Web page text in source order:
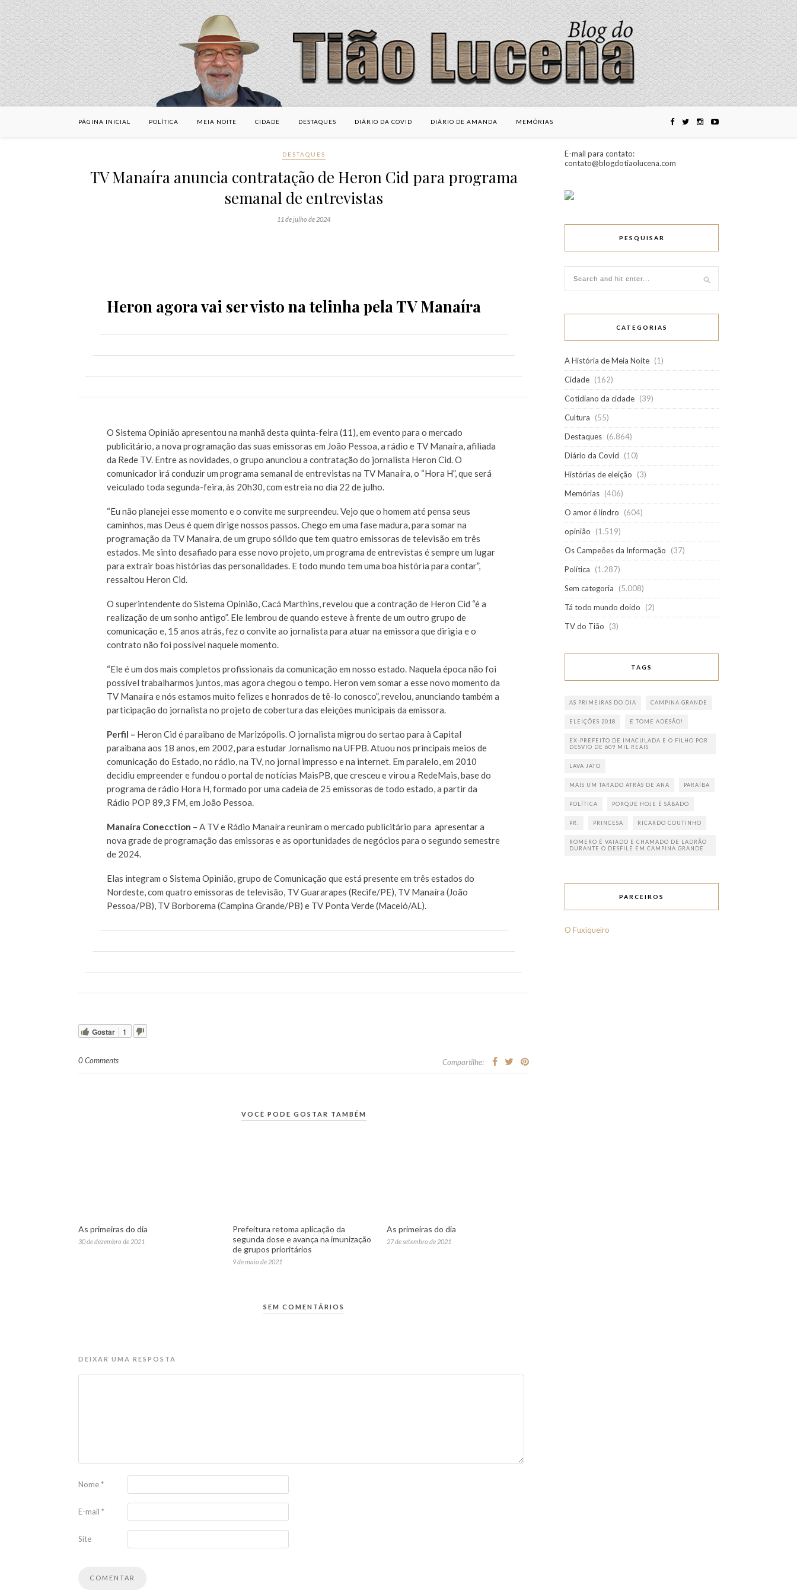
PÁGINA INICIAL POLÍTICA MEIA NOITE CIDADE DESTAQUES DIÁRIO DA COVID DIÁRIO DE AMANDA MEMÓRIAS
DESTAQUES
TV Manaíra anuncia contratação de Heron Cid para programa
semanal de entrevistas
11 de julho de 2024
Heron agora vai ser visto na telinha pela TV Manaíra
O Sistema Opinião apresentou na manhã desta quinta-feira (11), em evento para o mercado
publicitário, a nova programação das suas emissoras em João Pessoa, a rádio e TV Manaíra, afiliada
da Rede TV. Entre as novidades, o grupo anunciou a contratação do jornalista Heron Cid. O
comunicador irá conduzir um programa semanal de entrevistas na TV Manaíra, o “Hora H”, que será
veiculado toda segunda-feira, às 20h30, com estreia no dia 22 de julho.
“Eu não planejei esse momento e o convite me surpreendeu. Vejo que o homem até pensa seus
caminhos, mas Deus é quem dirige nossos passos. Chego em uma fase madura, para somar na
programação da TV Manaíra, de um grupo sólido que tem quatro emissoras de televisão em três
estados. Me sinto desafiado para esse novo projeto, um programa de entrevistas é sempre um lugar
para extrair boas histórias das personalidades. E todo mundo tem uma boa história para contar”,
ressaltou Heron Cid.
O superintendente do Sistema Opinião, Cacá Marthins, revelou que a contração de Heron Cid “é a
realização de um sonho antigo”. Ele lembrou de quando esteve à frente de um outro grupo de
comunicação e, 15 anos atrás, fez o convite ao jornalista para atuar na emissora que dirigia e o
contrato não foi possível naquele momento.
“Ele é um dos mais completos profissionais da comunicação em nosso estado. Naquela época não foi
possível trabalharmos juntos, mas agora chegou o tempo. Heron vem somar a esse novo momento da
TV Manaíra e nós estamos muito felizes e honrados de tê-lo conosco”, revelou, anunciando também a
participação do jornalista no projeto de cobertura das eleições municipais da emissora.
Perfil – Heron Cid é paraibano de Marizópolis. O jornalista migrou do sertao para à Capital
paraibana aos 18 anos, em 2002, para estudar Jornalismo na UFPB. Atuou nos principais meios de
comunicação do Estado, no rádio, na TV, no jornal impresso e na internet. Em paralelo, em 2010
decidiu empreender e fundou o portal de notícias MaisPB, que cresceu e virou a RedeMais, base do
programa de rádio Hora H, formado por uma cadeia de 25 emissoras de todo estado, a partir da
Rádio POP 89,3 FM, em João Pessoa.
Manaíra Conecction – A TV e Rádio Manaíra reuniram o mercado publicitário para apresentar a
nova grade de programação das emissoras e as oportunidades de negócios para o segundo semestre
de 2024.
Elas integram o Sistema Opinião, grupo de Comunicação que está presente em três estados do
Nordeste, com quatro emissoras de televisão, TV Guararapes (Recife/PE), TV Manaíra (João
Pessoa/PB), TV Borborema (Campina Grande/PB) e TV Ponta Verde (Maceió/AL).
Gostar 1
0 Comments Compartilhe:
VOCÊ PODE GOSTAR TAMBÉM
As primeiras do dia
30 de dezembro de 2021
Prefeitura retoma aplicação da
segunda dose e avança na imunização
de grupos prioritários
9 de maio de 2021
As primeiras do dia
27 de setembro de 2021
SEM COMENTÁRIOS
DEIXAR UMA RESPOSTA
Nome*
E-mail *
Site
E-mail para contato:
contato@blogdotiaolucena.com
PESQUISAR
CATEGORIAS
A História de Meia Noite (1)
Cidade (162)
Cotidiano da cidade (39)
Cultura
(55)
Destaques (6.864)
Diário da Covid
(10)
Histórias de eleição
(3)
Memórias (406)
O amor é lindro
(604)
opinião
(1.519)
Os Campeões da Informação
(37)
Política
(1.287)
Sem categoria
(5.008)
Tá todo mundo doido
(2)
TV do Tião
(3)
TAGS
AS PRIMEIRAS DO DIA CAMPINA GRANDE
ELEIÇÕES 2018 E TOME ADESÃO!
EX-PREFEITO DE IMACULADA E O FILHO POR
DESVIO DE 609 MIL REAIS
LAVA JATO
MAIS UM TARADO ATRÁS DE ANA PARAÍBA
POLÍTICA PORQUE HOJE É SÁBADO
PR. PRINCESA RICARDO COUTINHO
ROMERO É VAIADO E CHAMADO DE LADRÃO
DURANTE O DESFILE EM CAMPINA GRANDE
PARCEIROS
O Fuxiqueiro